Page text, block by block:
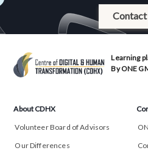
Contact
Learning
By ONE
About CDHX
Volunteer Board of Advisors
Our Differences